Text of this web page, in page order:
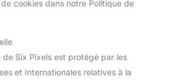
cookies dans notre Politique de
de Six Pixels est protégé par les
et Internationales relatives à la